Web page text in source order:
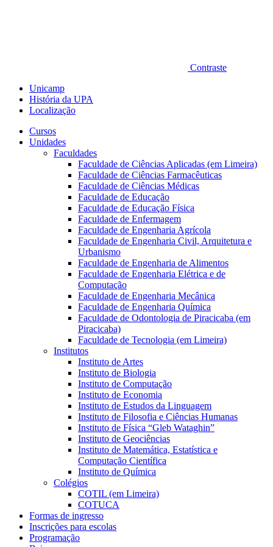
Contraste
Unicamp
História da UPA
Localização
Cursos
Unidades
Faculdades
Faculdade de Ciências Aplicadas (em Limeira)
Faculdade de Ciências Farmacêuticas
Faculdade de Ciências Médicas
Faculdade de Educação
Faculdade de Educação Física
Faculdade de Enfermagem
Faculdade de Engenharia Agrícola
Faculdade de Engenharia Civil, Arquitetura e
Urbanismo
Faculdade de Engenharia de Alimentos
Faculdade de Engenharia Elétrica e de
Computação
Faculdade de Engenharia Mecânica
Faculdade de Engenharia Química
Faculdade de Odontologia de Piracicaba (em
Piracicaba)
Faculdade de Tecnologia (em Limeira)
Institutos
Instituto de Artes
Instituto de Biologia
Instituto de Computação
Instituto de Economia
Instituto de Estudos da Linguagem
Instituto de Filosofia e Ciências Humanas
Instituto de Física “Gleb Wataghin”
Instituto de Geociências
Instituto de Matemática, Estatística e
Computação Científica
Instituto de Química
Colégios
COTIL (em Limeira)
COTUCA
Formas de ingresso
Inscrições para escolas
Programação